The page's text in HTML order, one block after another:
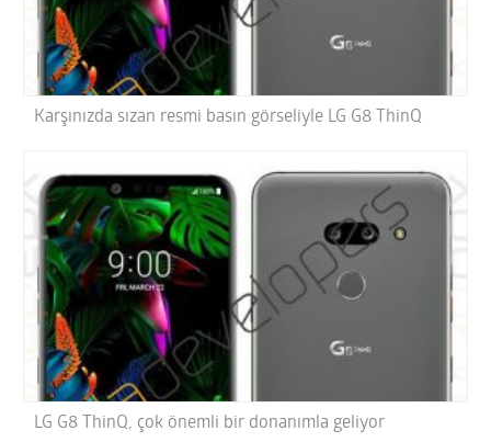
Karşınızda sızan resmi basın görseliyle LG G8 ThinQ
LG G8 ThinQ, çok önemli bir donanımla geliyor